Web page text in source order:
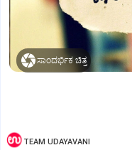
ಸಾಂದರ್ಭಿಕ ಚಿತ್ರ
TEAM UDAYAVANI